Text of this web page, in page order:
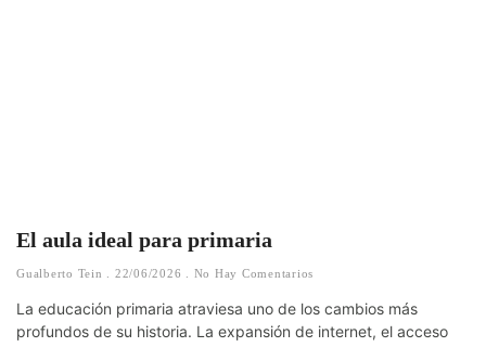
El aula ideal para primaria
Gualberto Tein 22/06/2026 No Hay Comentarios
La educación primaria atraviesa uno de los cambios más
profundos de su historia. La expansión de internet, el acceso